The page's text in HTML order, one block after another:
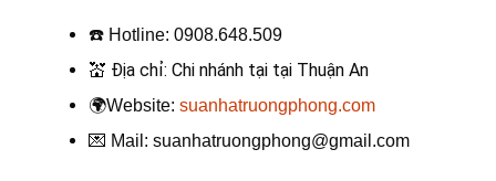
☎️ Hotline: 0908.648.509
💒 Địa chỉ: Chi nhánh tại tại Thuận An
🌍Website: suanhatruongphong.com
💌 Mail: suanhatruongphong@gmail.com